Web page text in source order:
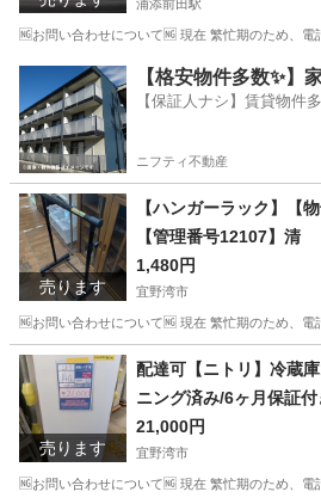
浦添前田駅
🆖お問い合わせについて🆖 現在 繁忙期のため、
浦添市 浦添前田駅 生活家電
【格安物件多数✨】
【保証人ナシ】賃貸物件
ニフティ不動産
売ります
【ハンガーラック】【
【管理番号12107】清
1,480円
宜野湾市
🆖お問い合わせについて🆖 現在 繁忙期のため、
沖縄 宜野湾市 洗濯用品 物干し
売ります
配達可【ニトリ】冷蔵
ニング済み/6ヶ月保証
21,000円
宜野湾市
🆖お問い合わせについて🆖 現在 繁忙期のため、